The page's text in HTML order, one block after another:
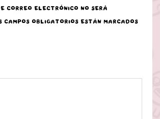
correo electrónico no será
campos obligatorios están marcados